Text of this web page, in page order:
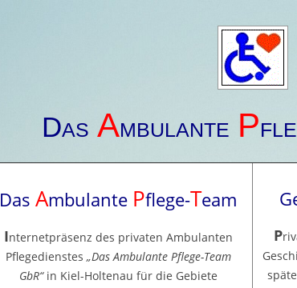
Das Ambulante P
Das Ambulante Pflege-Team
Internetpräsenz des privaten Ambulanten
Pflegedienstes Das Ambulante Pflege-Team
GbR in Kiel-Holtenau für die Gebiete
P